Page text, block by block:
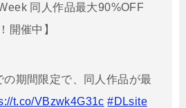
同人作品最大90%OFF
開催中】
期間限定で、同人作品が最
t.co/VBzwk4G31c #DLsite